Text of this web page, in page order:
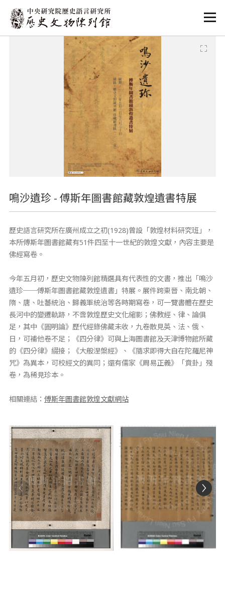
:::
:::
鳴沙遺珍 - 傅斯年圖書館藏敦煌遺書特展
歷史語言研究所在廣州成立之初(1928)曾設「敦煌材料研究班」，
本所傅斯年圖書館藏有51件四至十一世紀的敦煌文獻，內容主要是
佛經寫卷。
今年五月初，歷史文物陳列館精選具有代表性的文書，推出「鳴沙
遺珍──傅斯年圖書館藏敦煌遺書」特展。展件跨東晉、南北朝、
隋、唐、吐蕃統治、歸義軍統治等各時期寫卷，可一覽書體在歷史
長河中的變遷軌跡，不啻敦煌歷史文化縮影；佛教經、律、論俱
足，其中《圓明論》歷代經錄佛藏未收，九卷散見英、法、俄、
日，可補他卷不足；《四分律》可與上海圖書館及天津博物館所藏
的《四分律》綴接；《大般涅槃經》、《隨求即得大自在陀羅尼神
咒》為異本，可校經文的異同；還有儒家《周易正義》「賁卦」殘
卷，為稀見珍本。
相關連結： 傅斯年圖書館敦煌文獻網站